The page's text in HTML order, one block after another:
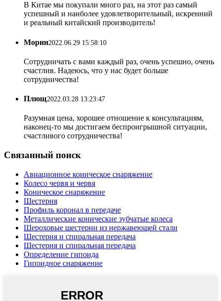
В Китае мы покупали много раз, на этот раз самый
успешный и наиболее удовлетворительный, искренний
и реальный китайский производитель!
Морин2022.06.29 15:58:10
Сотрудничать с вами каждый раз, очень успешно, очень
счастлив. Надеюсь, что у нас будет больше
сотрудничества!
Плющ2022.03.28 13:23:47
Разумная цена, хорошее отношение к консультациям,
наконец-то мы достигаем беспроигрышной ситуации,
счастливого сотрудничества!
Связанный поиск
Авиационное коническое снаряжение
Колесо червя и червя
Коническое снаряжение
Шестерня
Профиль коронал в передаче
Металлические конические зубчатые колеса
Шероховые шестерни из нержавеющей стали
Шестерня и спиральная передача
Шестерня и спиральная передача
Определение гипоида
Гипоидное снаряжение